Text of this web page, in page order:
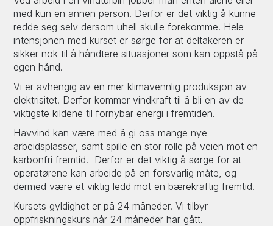
med kun en annen person. Derfor er det viktig å kunne
redde seg selv dersom uhell skulle forekomme. Hele
intensjonen med kurset er sørge for at deltakeren er
sikker nok til å håndtere situasjoner som kan oppstå på
egen hånd.
Vi er avhengig av en mer klimavennlig produksjon av
elektrisitet. Derfor kommer vindkraft til å bli en av de
viktigste kildene til fornybar energi i fremtiden.
Havvind kan være med å gi oss mange nye
arbeidsplasser, samt spille en stor rolle på veien mot en
karbonfri fremtid. Derfor er det viktig å sørge for at
operatørene kan arbeide på en forsvarlig måte, og
dermed være et viktig ledd mot en bærekraftig fremtid.
Kursets gyldighet er på 24 måneder. Vi tilbyr
oppfriskningskurs når 24 måneder har gått.